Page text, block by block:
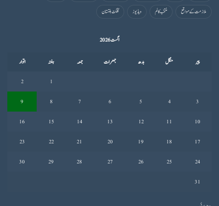
ملازمت کے مواقع
منتخب کالم ویڈیوز گلگت بلتستان
اگست 2026
پیر منگل بدھ جمعرات جمعہ ہفتہ اتوار
1
2
3
4
5
6
7
8
9
10
11
12
13
14
15
16
17
18
19
20
21
22
23
24
25
26
27
28
29
30
31